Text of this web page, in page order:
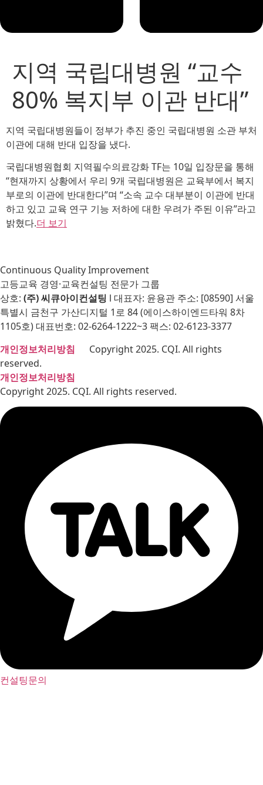
지역 국립대병원 “교수
80% 복지부 이관 반대”
지역 국립대병원들이 정부가 추진 중인 국립대병원 소관 부처
이관에 대해 반대 입장을 냈다.
국립대병원협회 지역필수의료강화 TF는 10일 입장문을 통해
“현재까지 상황에서 우리 9개 국립대병원은 교육부에서 복지
부로의 이관에 반대한다”며 “소속 교수 대부분이 이관에 반대
하고 있고 교육 연구 기능 저하에 대한 우려가 주된 이유”라고
밝혔다.더 보기
Continuous Quality Improvement
고등교육 경영·교육컨설팅 전문가 그룹
상호: (주) 씨큐아이컨설팅 l 대표자: 윤용관 주소: [08590] 서울
특별시 금천구 가산디지털 1로 84 (에이스하이엔드타워 8차
1105호) 대표번호: 02-6264-1222~3 팩스: 02-6123-3377
개인정보처리방침 Copyright 2025. CQI. All rights
reserved.
개인정보처리방침
Copyright 2025. CQI. All rights reserved.
컨설팅문의